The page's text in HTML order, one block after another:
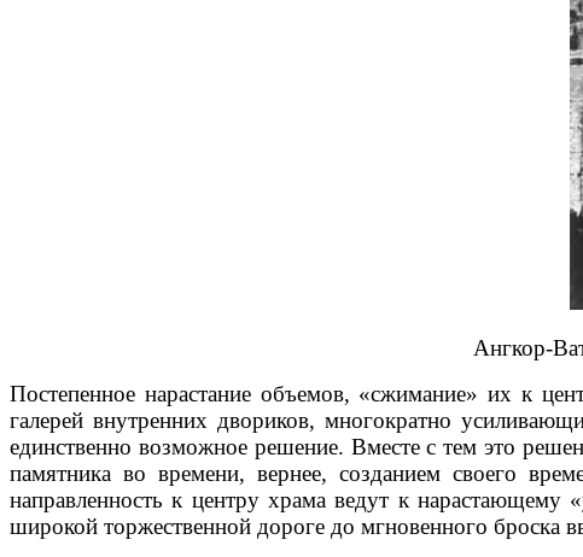
Ангкор-
Постепенное нарастание объемов, «сжимание» их к
галерей внутренних двориков, многократно
единственно возможное решение. Вместе с тем это
памятника во времени, вернее, созданием своего
направленность к центру храма ведут к нарастающему
широкой торжественной дороге до мгновенного броска